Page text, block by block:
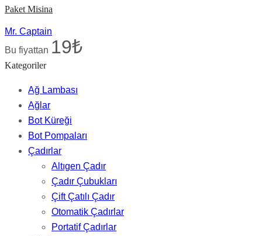
Paket Misina
Mr. Captain
Bu fiyattan 19₺
Kategoriler
Ağ Lambası
Ağlar
Bot Küreği
Bot Pompaları
Çadırlar
Altıgen Çadır
Çadır Çubukları
Çift Çatılı Çadır
Otomatik Çadırlar
Portatif Çadırlar